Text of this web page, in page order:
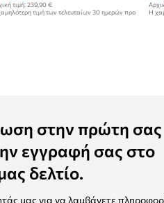
τιμή:239,90 €
τιμή των τελευταίων 30 ημερών προ
Η
στην πρώτη σας
εγγραφή σας στο
δελτίο.
μας για να λαμβάνετε